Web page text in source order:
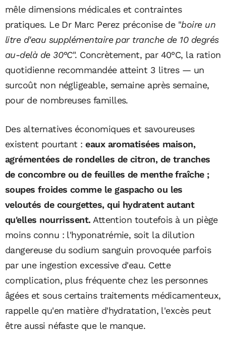
mêle dimensions médicales et contraintes
pratiques. Le Dr Marc Perez préconise de "boire un
litre d'eau supplémentaire par tranche de 10 degrés
au-delà de 30°C". Concrètement, par 40°C, la ration
quotidienne recommandée atteint 3 litres — un
surcoût non négligeable, semaine après semaine,
pour de nombreuses familles.
Des alternatives économiques et savoureuses
existent pourtant :eaux aromatisées maison,
agrémentées de rondelles de citron, de tranches
de concombre ou de feuilles de menthe fraîche ;
soupes froides comme le gaspacho ou les
veloutés de courgettes, qui hydratent autant
qu'elles nourrissent. Attention toutefois à un piège
moins connu : l'hyponatrémie, soit la dilution
dangereuse du sodium sanguin provoquée parfois
par une ingestion excessive d'eau. Cette
complication, plus fréquente chez les personnes
âgées et sous certains traitements médicamenteux,
rappelle qu'en matière d'hydratation, l'excès peut
être aussi néfaste que le manque.